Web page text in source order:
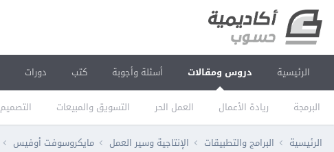
الرئيسية دروس ومقالات
البرمجة ريادة الأعمال العمل الحر التسويق والمبيعات التصميم
أسئلة وأجوبة كتب دورات
الرئيسية البرامج والتطبيقات الإنتاجية وسير العمل مايكروسوفت أوفيس